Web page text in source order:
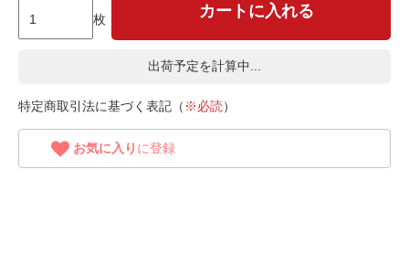
枚
カートに入れる
出荷予定を計算中...
特定商取引法に基づく表記（ ※必読）
お気に入り に登録